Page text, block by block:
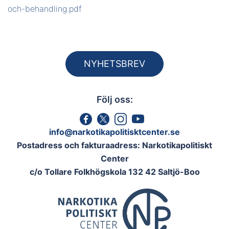
och-behandling.pdf
NYHETSBREV
Följ oss:
info@narkotikapolitisktcenter.se
Postadress och fakturaadress: Narkotikapolitiskt
Center
c/o Tollare Folkhögskola 132 42 Saltjö-Boo